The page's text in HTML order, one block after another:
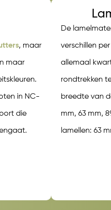
, maar
maar
in NC-
die
De
verschillen
allemaal
rondtrekken
breedte van
mm, 63 mm,
lamellen: 63